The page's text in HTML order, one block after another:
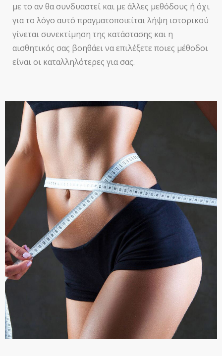
με το αν θα συνδυαστεί και με άλλες μεθόδους ή όχι
για το λόγο αυτό πραγματοποιείται λήψη ιστορικού
γίνεται συνεκτίμηση της κατάστασης και η
αισθητικός σας βοηθάει να επιλέξετε ποιες μέθοδοι
είναι οι καταλληλότερες για σας.